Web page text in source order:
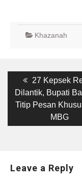
Khazanah
Post
navigation
Previous
post:
27 Kepsek
Dilantik, Bupati
Titip Pesan
MBG
Leave a Reply